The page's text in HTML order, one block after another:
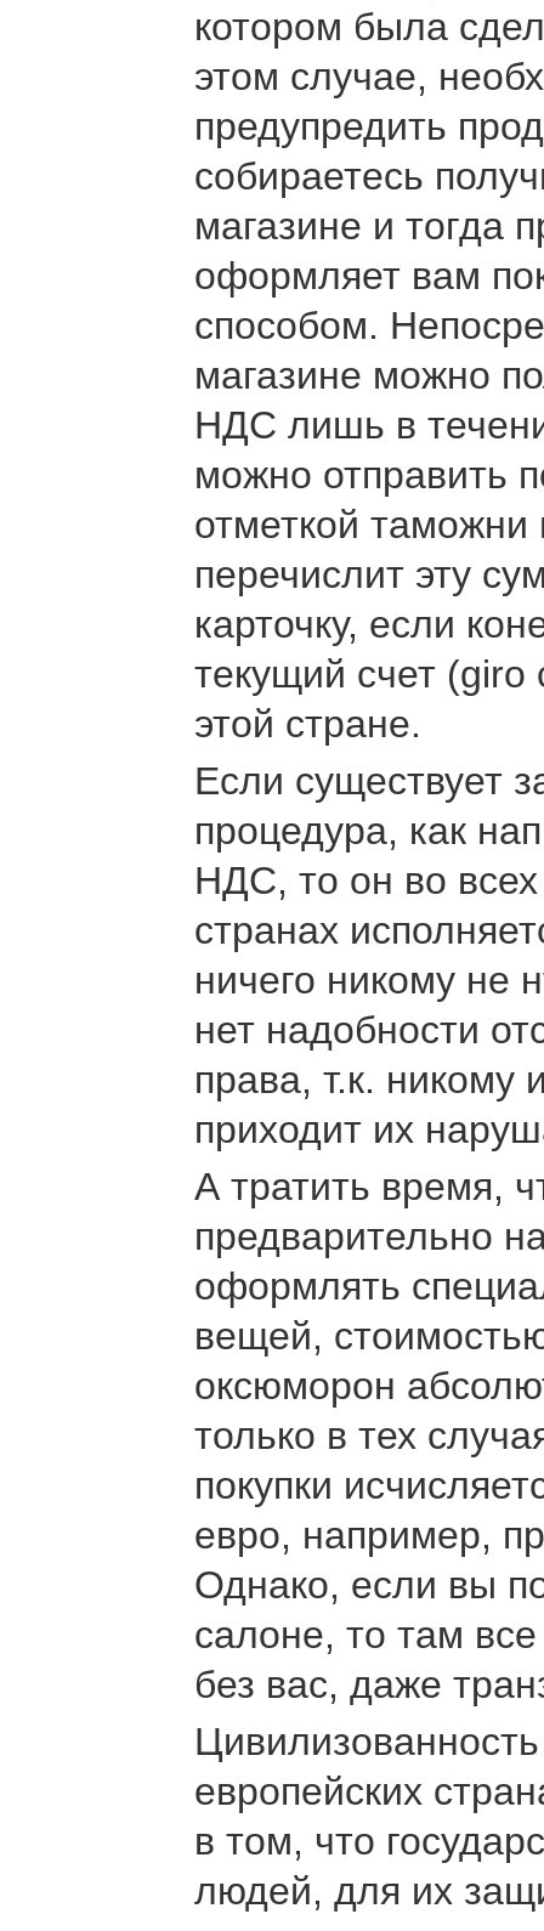
котором была
этом случае,
предупредить
собираетесь
магазине и тогда
оформляет вам
способом.
магазине можно
НДС лишь в
можно отправить
отметкой таможни
перечислит эту
карточку, если
текущий счет (giro
этой стране.
Если существует
процедура, как
НДС, то он во всех
странах
ничего никому не
нет надобности
права, т.к. никому
приходит их
А тратить время,
предварительно
оформлять
вещей,
оксюморон
только в тех
покупки
евро, например,
Однако, если вы
салоне, то там
без вас, даже
европейских
в том, что
людей, для их